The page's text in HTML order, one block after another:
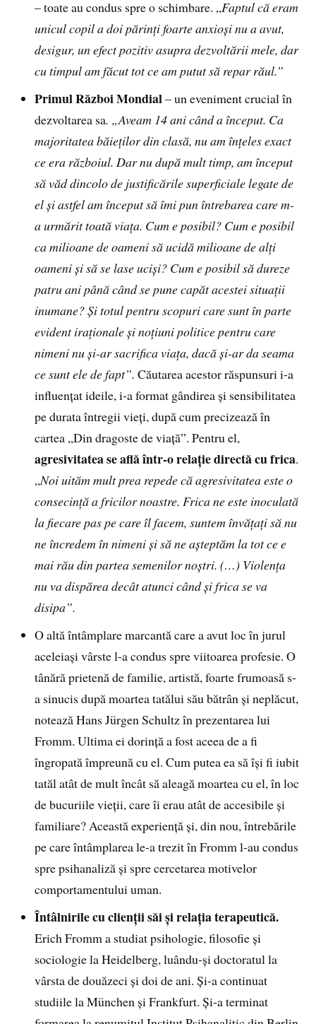
– toate au condus spre o schimbare. „Faptul că eram
unicul copil a doi părinți foarte anxioși nu a avut,
desigur, un efect pozitiv asupra dezvoltării mele, dar
cu timpul am făcut tot ce am putut să repar răul.”
Primul Război Mondial– un eveniment crucial în
dezvoltarea sa. „Aveam 14 ani când a început. Ca
majoritatea băieților din clasă, nu am înțeles exact
ce era războiul. Dar nu după mult timp, am început
să văd dincolo de justificările superficiale legate de
el și astfel am început să îmi pun întrebarea care m-
a urmărit toată viața. Cum e posibil? Cum e posibil
ca milioane de oameni să ucidă milioane de alți
oameni și să se lase uciși? Cum e posibil să dureze
patru ani până când se pune capăt acestei situații
inumane? Și totul pentru scopuri care sunt în parte
evident iraționale și noțiuni politice pentru care
nimeni nu și-ar sacrifica viața, dacă și-ar da seama
ce sunt ele de fapt”.Căutarea acestor răspunsuri i-a
influențat ideile, i-a format gândirea și sensibilitatea
pe durata întregii vieți, după cum precizează în
cartea „Din dragoste de viață”. Pentru el,
agresivitatea se află într-o relație directă cu frica.
„Noi uităm mult prea repede că agresivitatea este o
consecință a fricilor noastre. Frica ne este inoculată
la fiecare pas pe care îl facem, suntem învățați să nu
ne încredem în nimeni și să ne așteptăm la tot ce e
mai rău din partea semenilor noștri. (…) Violența
nu va dispărea decât atunci când și frica se va
disipa”.
O altă întâmplare marcantă care a avut loc în jurul
aceleiași vârste l-a condus spre viitoarea profesie. O
tânără prietenă de familie, artistă, foarte frumoasă s-
a sinucis după moartea tatălui său bătrân și neplăcut,
notează Hans Jürgen Schultz în prezentarea lui
Fromm. Ultima ei dorință a fost aceea de a fi
îngropată împreună cu el. Cum putea ea să își fi iubit
tatăl atât de mult încât să aleagă moartea cu el, în loc
de bucuriile vieții, care îi erau atât de accesibile și
familiare? Această experiență și, din nou, întrebările
pe care întâmplarea le-a trezit în Fromm l-au condus
spre psihanaliză și spre cercetarea motivelor
comportamentului uman.
Întâlnirile cu clienții săi și relația terapeutică.
Erich Fromm a studiat psihologie, filosofie și
sociologie la Heidelberg, luându-și doctoratul la
vârsta de douăzeci și doi de ani. Și-a continuat
studiile la München și Frankfurt. Și-a terminat